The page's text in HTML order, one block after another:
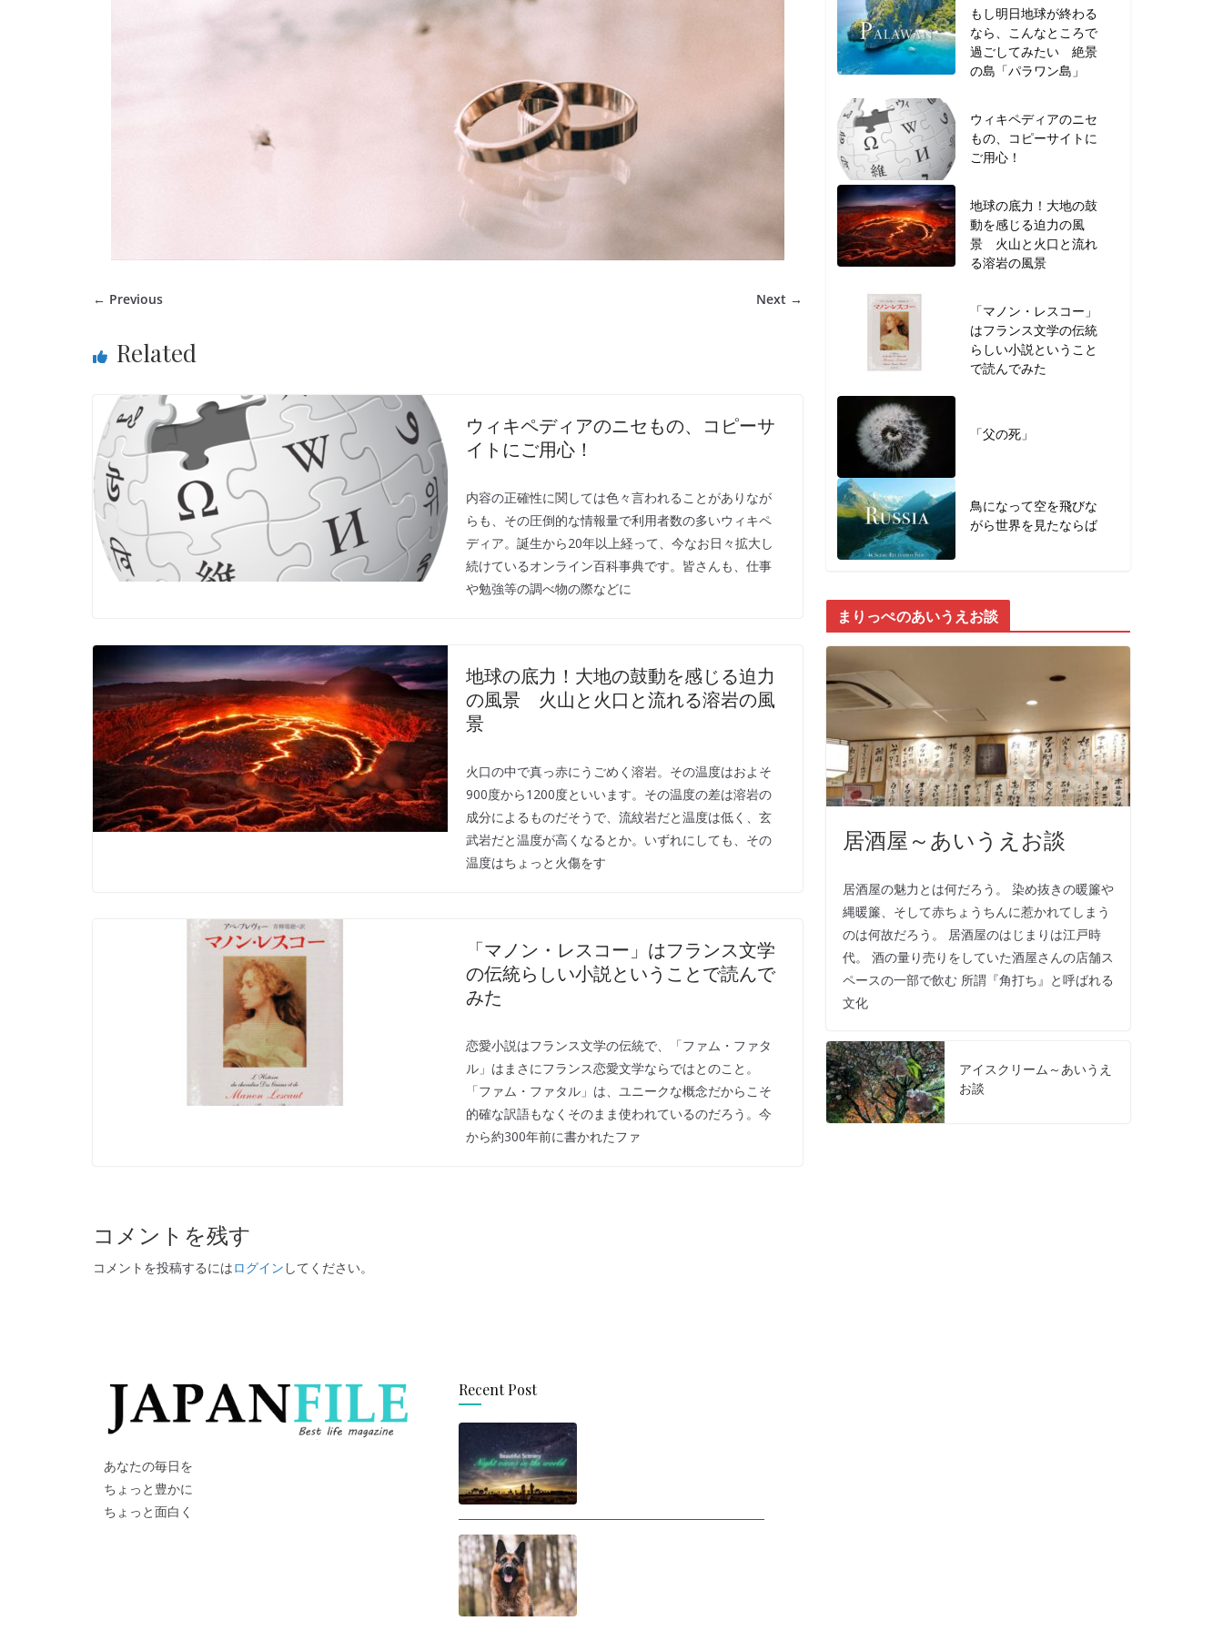
← Previous Next →
Related
ウィキペディアのニセもの、コピーサ
イトにご用心！
内容の正確性に関しては色々言われることがありなが
らも、その圧倒的な情報量で利用者数の多いウィキペ
ディア。誕生から20年以上経って、今なお日々拡大し
続けているオンライン百科事典です。皆さんも、仕事
や勉強等の調べ物の際などに
地球の底力！大地の鼓動を感じる迫力
の風景 火山と火口と流れる溶岩の風
景
火口の中で真っ赤にうごめく溶岩。その温度はおよそ
900度から1200度といいます。その温度の差は溶岩の
成分によるものだそうで、流紋岩だと温度は低く、玄
武岩だと温度が高くなるとか。いずれにしても、その
温度はちょっと火傷をす
「マノン・レスコー」はフランス文学
の伝統らしい小説ということで読んで
みた
恋愛小説はフランス文学の伝統で、「ファム・ファタ
ル」はまさにフランス恋愛文学ならではとのこと。
「ファム・ファタル」は、ユニークな概念だからこそ
的確な訳語もなくそのまま使われているのだろう。今
から約300年前に書かれたファ
コメントを残す
コメントを投稿するにはログイン してください。
もし明日地球が終わる
なら、こんなところで
過ごしてみたい 絶景
の島「パラワン島」
ウィキペディアのニセ
もの、コピーサイトに
ご用心！
地球の底力！大地の鼓
動を感じる迫力の風
景 火山と火口と流れ
る溶岩の風景
「マノン・レスコー」
はフランス文学の伝統
らしい小説ということ
で読んでみた
「父の死」
鳥になって空を飛びな
がら世界を見たならば
まりっぺのあいうえお談
居酒屋～あいうえお談
居酒屋の魅力とは何だろう。 染め抜きの暖簾や
縄暖簾、そして赤ちょうちんに惹かれてしまう
のは何故だろう。 居酒屋のはじまりは江戸時
代。 酒の量り売りをしていた酒屋さんの店舗ス
ペースの一部で飲む 所謂『角打ち』と呼ばれる
文化
アイスクリーム～あいうえ
お談
あなたの毎日を
ちょっと豊かに
ちょっと面白く
Recent Post